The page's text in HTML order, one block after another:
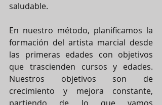
saludable.
En nuestro método, planificamos la
formación del artista marcial desde
las primeras edades con objetivos
que trascienden cursos y edades.
Nuestros objetivos son de
crecimiento y mejora constante,